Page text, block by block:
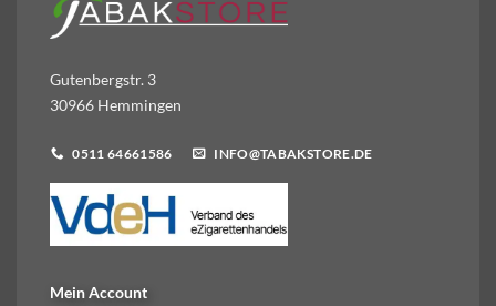
Gutenbergstr. 3
30966 Hemmingen
0511 64661586 INFO@TABAKSTORE.DE
Mein Account